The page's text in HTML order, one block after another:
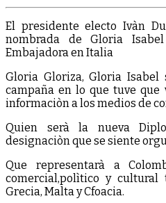
Embajadora
en
Italia
El presidente electo Ivàn
nombrada de Gloria
Embajadora en Italia
Gloria Gloriza, Gloria Isabel
campaña en lo que tuve
informaciòn a los medios de
Quien serà la nueva
designaciòn que se siente
Que representarà a
comercial,polìtico y
Grecia, Malta y Cfoacia.